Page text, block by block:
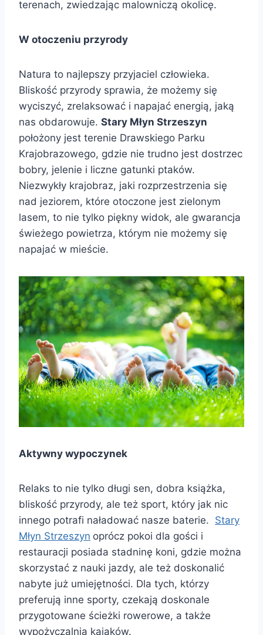
terenach, zwiedzając malowniczą okolicę.
W otoczeniu przyrody
Natura to najlepszy przyjaciel człowieka.
Bliskość przyrody sprawia, że możemy się
wyciszyć, zrelaksować i napajać energią, jaką
nas obdarowuje. Stary Młyn Strzeszyn
położony jest terenie Drawskiego Parku
Krajobrazowego, gdzie nie trudno jest dostrzec
bobry, jelenie i liczne gatunki ptaków.
Niezwykły krajobraz, jaki rozprzestrzenia się
nad jeziorem, które otoczone jest zielonym
lasem, to nie tylko piękny widok, ale gwarancja
świeżego powietrza, którym nie możemy się
napajać w mieście.
Aktywny wypoczynek
Relaks to nie tylko długi sen, dobra książka,
bliskość przyrody, ale też sport, który jak nic
innego potrafi naładować nasze baterie. Stary
Młyn Strzeszyn oprócz pokoi dla gości i
restauracji posiada stadninę koni, gdzie można
skorzystać z nauki jazdy, ale też doskonalić
nabyte już umiejętności. Dla tych, którzy
preferują inne sporty, czekają doskonale
przygotowane ścieżki rowerowe, a także
wypożyczalnia kajaków.